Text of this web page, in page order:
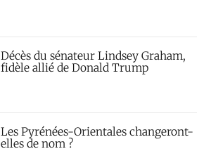
Décès du sénateur Lindsey Graham,
fidèle allié de Donald Trump
Les Pyrénées-Orientales changeront-
elles de nom ?